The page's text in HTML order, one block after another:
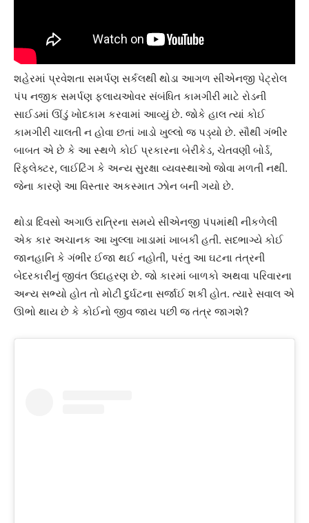
શહેરમાં પ્રવેશતા સમર્પણ સર્કલથી થોડા આગળ સીએનજી પેટ્રોલ
પંપ નજીક સમર્પણ ફ્લાયઓવર સંબંધિત કામગીરી માટે રોડની
સાઈડમાં ઊંડું ખોદકામ કરવામાં આવ્યું છે. જોકે હાલ ત્યાં કોઈ
કામગીરી ચાલતી ન હોવા છતાં ખાડો ખુલ્લો જ પડ્યો છે. સૌથી ગંભીર
બાબત એ છે કે આ સ્થળે કોઈ પ્રકારના બેરીકેડ, ચેતવણી બોર્ડ,
રિફ્લેક્ટર, લાઈટિંગ કે અન્ય સુરક્ષા વ્યવસ્થાઓ જોવા મળતી નથી.
જેના કારણે આ વિસ્તાર અકસ્માત ઝોન બની ગયો છે.
થોડા દિવસો અગાઉ રાત્રિના સમયે સીએનજી પંપમાંથી નીકળેલી
એક કાર અચાનક આ ખુલ્લા ખાડામાં ખાબકી હતી. સદભાગ્યે કોઈ
જાનહાનિ કે ગંભીર ઈજા થઈ નહોતી, પરંતુ આ ઘટના તંત્રની
બેદરકારીનું જીવંત ઉદાહરણ છે. જો કારમાં બાળકો અથવા પરિવારના
અન્ય સભ્યો હોત તો મોટી દુર્ઘટના સર્જાઈ શકી હોત. ત્યારે સવાલ એ
ઊભો થાય છે કે કોઈનો જીવ જાય પછી જ તંત્ર જાગશે?